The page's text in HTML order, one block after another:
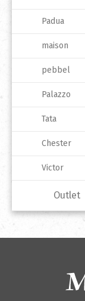
Padua
maison
pebbel
Palazzo
Tata
Chester
Victor
Outlet